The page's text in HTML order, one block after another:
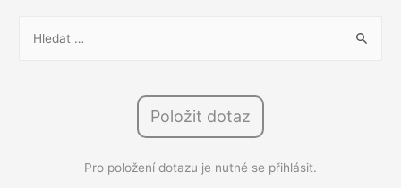
doby
Položit dotaz
Pro položení dotazu je nutné se přihlásit.